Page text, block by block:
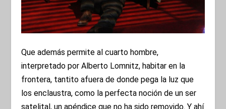
Que además permite al cuarto hombre,
interpretado por Alberto Lomnitz, habitar en la
frontera, tantito afuera de donde pega la luz que
los enclaustra, como la perfecta noción de un ser
satelital, un apéndice que no ha sido removido. Y ahí